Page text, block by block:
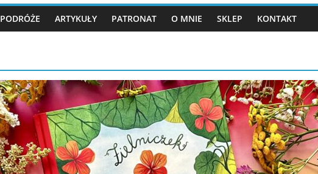
PODRÓŻE ARTYKUŁY PATRONAT O MNIE SKLEP KONTAKT